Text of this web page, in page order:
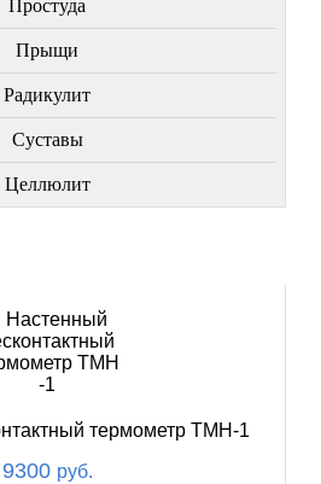
Простуда
Прыщи
Радикулит
Суставы
Целлюлит
термометр ТМН-1
9300 руб.